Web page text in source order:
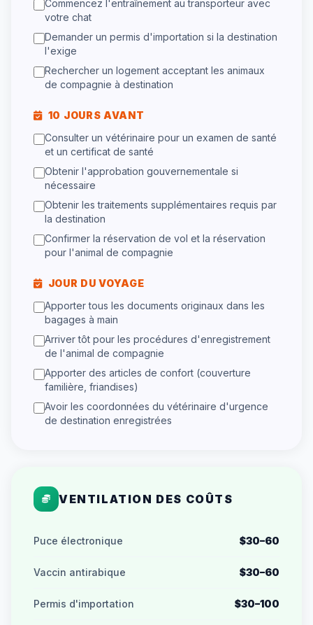
Commencez l'entraînement au transporteur avec
votre chat
Demander un permis d'importation si la destination
l'exige
Rechercher un logement acceptant les animaux
de compagnie à destination
10 JOURS AVANT
Consulter un vétérinaire pour un examen de santé
et un certificat de santé
Obtenir l'approbation gouvernementale si
nécessaire
Obtenir les traitements supplémentaires requis par
la destination
Confirmer la réservation de vol et la réservation
pour l'animal de compagnie
JOUR DU VOYAGE
Apporter tous les documents originaux dans les
bagages à main
Arriver tôt pour les procédures d'enregistrement
de l'animal de compagnie
Apporter des articles de confort (couverture
familière, friandises)
Avoir les coordonnées du vétérinaire d'urgence
de destination enregistrées
VENTILATION DES COÛTS
Puce électronique $30–60
Vaccin antirabique $30–60
Permis d'importation $30–100